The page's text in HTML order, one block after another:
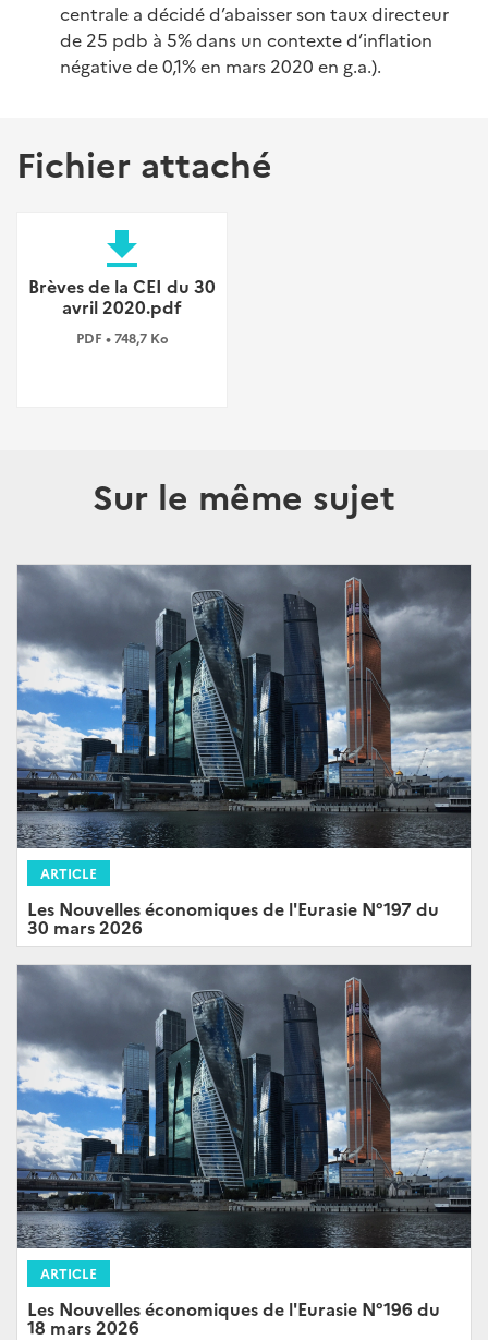
centrale a décidé d’abaisser son taux directeur
de 25 pdb à 5% dans un contexte d’inflation
négative de 0,1% en mars 2020 en g.a.).
Fichier attaché
file_download
Brèves de la CEI du 30
avril 2020.pdf
PDF • 748,7 Ko
Sur le même sujet
ARTICLE
Les Nouvelles économiques de l'Eurasie N°197 du
30 mars 2026
ARTICLE
Les Nouvelles économiques de l'Eurasie N°196 du
18 mars 2026